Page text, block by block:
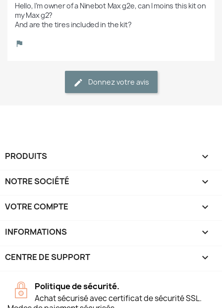
Hello, I’m owner of a Ninebot Max g2e, can I moins this kit on
my Max g2?
And are the tires included in the kit?
Donnez votre avis
PRODUITS 
NOTRE SOCIÉTÉ 
VOTRE COMPTE 
INFORMATIONS keyboard_arrow_down
CENTRE DE SUPPORT 
Politique de sécurité.
Achat sécurisé avec certificat de sécurité SSL.